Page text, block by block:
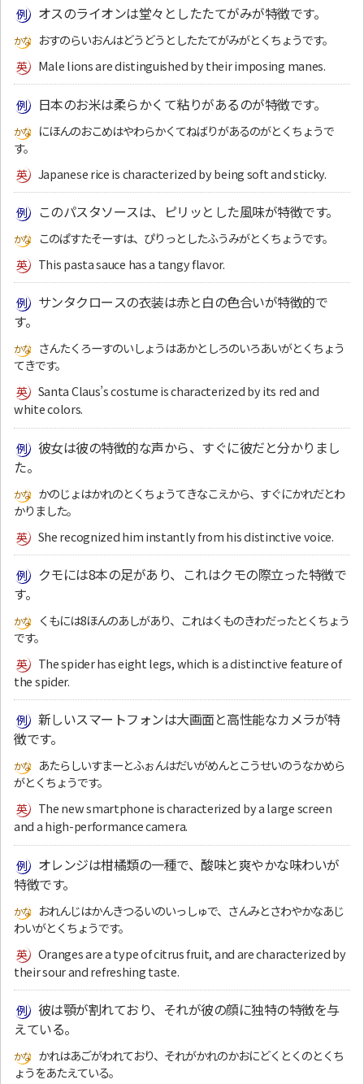
オスのライオンは堂々としたたてがみが特徴です。
おすのらいおんはどうどうとしたたてがみがとくちょうです。
Male lions are distinguished by their imposing manes.
日本のお米は柔らかくて粘りがあるのが特徴です。
にほんのおこめはやわらかくてねばりがあるのがとくちょうで
す。
Japanese rice is characterized by being soft and sticky.
このパスタソースは、ピリッとした風味が特徴です。
このぱすたそーすは、ぴりっとしたふうみがとくちょうです。
This pasta sauce has a tangy flavor.
サンタクロースの衣装は赤と白の色合いが特徴的で
す。
さんたくろーすのいしょうはあかとしろのいろあいがとくちょう
てきです。
Santa Claus’s costume is characterized by its red and
white colors.
彼女は彼の特徴的な声から、すぐに彼だと分かりまし
た。
かのじょはかれのとくちょうてきなこえから、すぐにかれだとわ
かりました。
She recognized him instantly from his distinctive voice.
クモには8本の足があり、これはクモの際立った特徴で
す。
くもには8ほんのあしがあり、これはくものきわだったとくちょう
です。
The spider has eight legs, which is a distinctive feature of
the spider.
新しいスマートフォンは大画面と高性能なカメラが特
徴です。
あたらしいすまーとふぉんはだいがめんとこうせいのうなかめら
がとくちょうです。
The new smartphone is characterized by a large screen
and a high-performance camera.
オレンジは柑橘類の一種で、酸味と爽やかな味わいが
特徴です。
おれんじはかんきつるいのいっしゅで、さんみとさわやかなあじ
わいがとくちょうです。
Oranges are a type of citrus fruit, and are characterized by
their sour and refreshing taste.
彼は顎が割れており、それが彼の顔に独特の特徴を与
えている。
かれはあごがわれており、それがかれのかおにどくとくのとくち
ょうをあたえている。